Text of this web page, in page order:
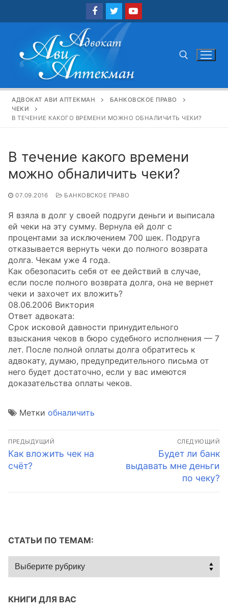
Найти:
АДВОКАТ АВИ АПТЕКМАН
БАНКОВСКОЕ ПРАВО
ЧЕКИ
В ТЕЧЕНИЕ КАКОГО ВРЕМЕНИ МОЖНО ОБНАЛИЧИТЬ ЧЕКИ?
В течение какого времени
можно обналичить чеки?
07.09.2016 БАНКОВСКОЕ ПРАВО
Я взяла в долг у своей подруги деньги и выписала
ей чеки на эту сумму. Вернула ей долг с
процентами за исключением 700 шек. Подруга
отказывается вернуть чеки до полного возврата
долга. Чекам уже 4 года.
Как обезопасить себя от ее действий в случае,
если после полного возврата долга, она не вернет
чеки и захочет их вложить?
08.06.2006 Виктория
Ответ адвоката:
Срок исковой давности принудительного
взыскания чеков в бюро судебного исполнения — 7
лет. После полной оплаты долга обратитесь к
адвокату, думаю, предупредительного письма от
него будет достаточно, если у вас имеются
доказательства оплаты чеков.
Метки обналичить
Навигация
по
записям
ПРЕДЫДУЩИЙ
Предыдущая
запись:
Как вложить чек на
счёт?
СЛЕДУЮЩИЙ
Следующая
запись:
Будет ли банк
выдавать мне деньги
по чеку?
СТАТЬИ ПО ТЕМАМ:
Статьи
по
КНИГИ ДЛЯ ВАС